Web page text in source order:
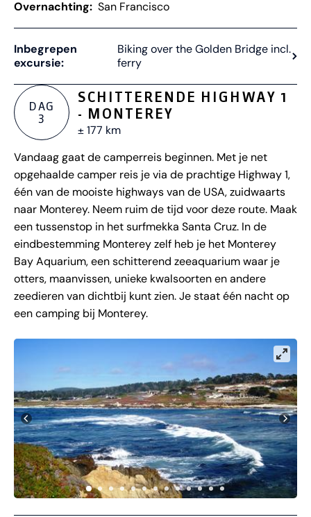
Overnachting: San Francisco
Inbegrepen
excursie:
Biking over the Golden Bridge incl.
ferry
DAG
3
SCHITTERENDE HIGHWAY 1
- MONTEREY
± 177 km
Vandaag gaat de camperreis beginnen. Met je net
opgehaalde camper reis je via de prachtige Highway 1,
één van de mooiste highways van de USA, zuidwaarts
naar Monterey. Neem ruim de tijd voor deze route. Maak
een tussenstop in het surfmekka Santa Cruz. In de
eindbestemming Monterey zelf heb je het Monterey
Bay Aquarium, een schitterend zeeaquarium waar je
otters, maanvissen, unieke kwalsoorten en andere
zeedieren van dichtbij kunt zien. Je staat één nacht op
een camping bij Monterey.